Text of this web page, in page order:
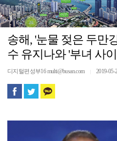
송해, '눈물 젖은 두만
수 유지나와 '부녀 사
디지털편성부16 multi@busan.com 2019-05-